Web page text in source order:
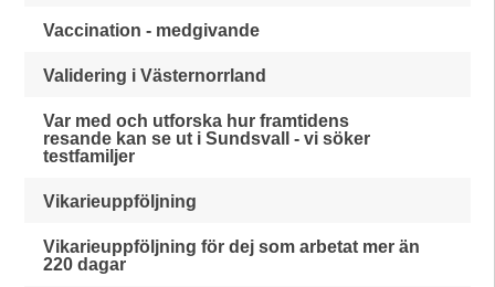
Vaccination - medgivande
Validering i Västernorrland
Var med och utforska hur framtidens
resande kan se ut i Sundsvall - vi söker
testfamiljer
Vikarieuppföljning
Vikarieuppföljning för dej som arbetat mer än
220 dagar